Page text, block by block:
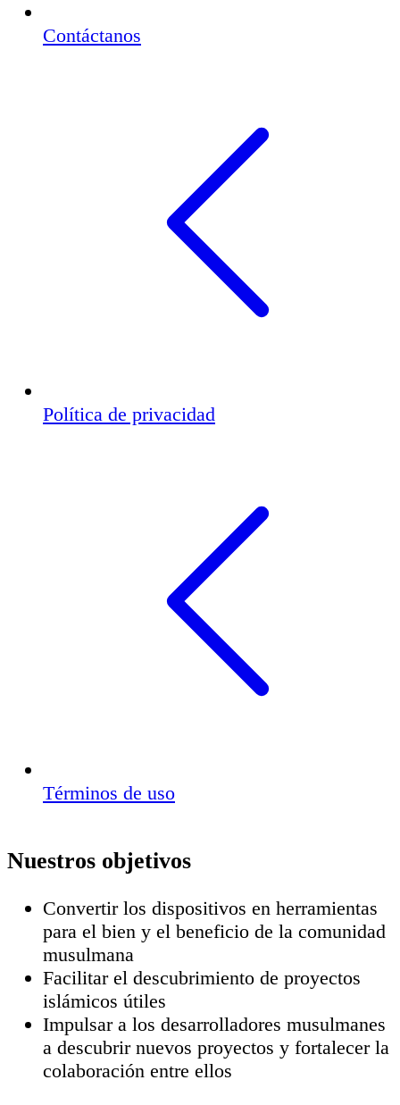
Contáctanos
Política de privacidad
Términos de uso
Nuestros objetivos
Convertir los dispositivos en herramientas
para el bien y el beneficio de la comunidad
musulmana
Facilitar el descubrimiento de proyectos
islámicos útiles
Impulsar a los desarrolladores musulmanes
a descubrir nuevos proyectos y fortalecer la
colaboración entre ellos